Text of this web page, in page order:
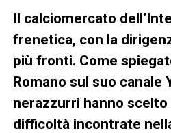
Il calciomercato
frenetica, con la
più fronti. Come
Romano sul suo canale
nerazzurri hanno
difficoltà incontrate